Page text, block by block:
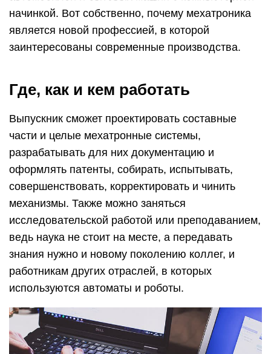
начинкой. Вот собственно, почему мехатроника
является новой профессией, в которой
заинтересованы современные производства.
Где, как и кем работать
Выпускник сможет проектировать составные
части и целые мехатронные системы,
разрабатывать для них документацию и
оформлять патенты, собирать, испытывать,
совершенствовать, корректировать и чинить
механизмы. Также можно заняться
исследовательской работой или преподаванием,
ведь наука не стоит на месте, а передавать
знания нужно и новому поколению коллег, и
работникам других отраслей, в которых
используются автоматы и роботы.